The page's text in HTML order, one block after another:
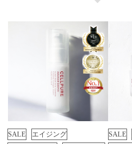
SALE
エイジング
SALE